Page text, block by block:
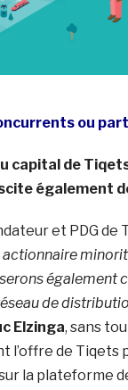
ou
capital de
également
et PDG de
également
de
Elzinga, sans
l’offre de Tiqets
la plateforme